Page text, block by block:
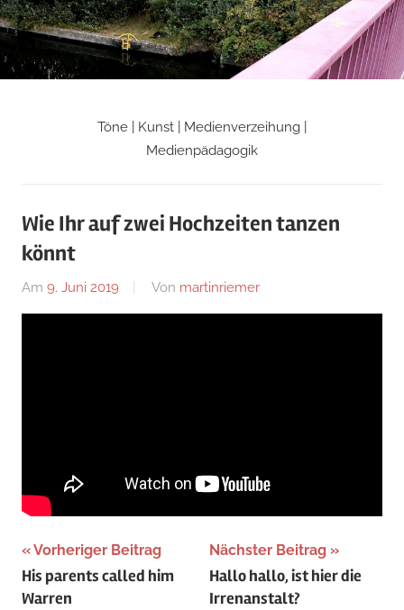
Zum
Inhalt
springen
Martin
Blog
Töne | Kunst | Medienverzeihung |
Medienpädagogik
Wie Ihr auf zwei Hochzeiten tanzen
könnt
Am 9. Juni 2019 Von martinriemer
Uncategorized
Beitragsnavigation
Vorheriger Beitrag
His parents called him
Warren
Nächster Beitrag
Hallo hallo, ist hier die
Irrenanstalt?